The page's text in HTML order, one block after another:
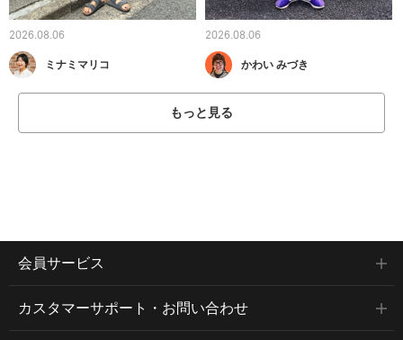
2026.08.06
ミナミマリコ
2026.08.06
かわい みづき
もっと見る
会員サービス
カスタマーサポート・お問い合わせ